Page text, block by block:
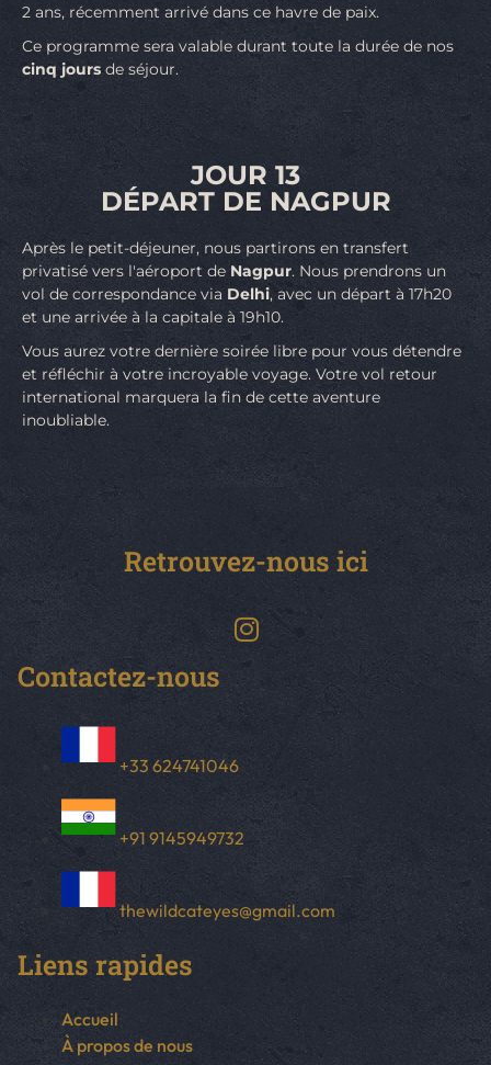
2 ans, récemment arrivé dans ce havre de paix.
Ce programme sera valable durant toute la durée de nos
cinq jours de séjour.
JOUR 13
DÉPART DE NAGPUR
Après le petit-déjeuner, nous partirons en transfert
privatisé vers l'aéroport de Nagpur. Nous prendrons un
vol de correspondance via Delhi, avec un départ à 17h20
et une arrivée à la capitale à 19h10.
Vous aurez votre dernière soirée libre pour vous détendre
et réfléchir à votre incroyable voyage. Votre vol retour
international marquera la fin de cette aventure
inoubliable.
Retrouvez-nous ici
Contactez-nous
+33 624741046
+91 9145949732
thewildcateyes@gmail.com
Liens rapides
Accueil
À propos de nous